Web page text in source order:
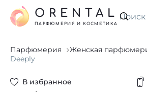
Искать
ORENTAL
ПАРФЮМЕРИЯ И КОСМЕТИКА
Парфюмерия Женская
Deeply
В избранное